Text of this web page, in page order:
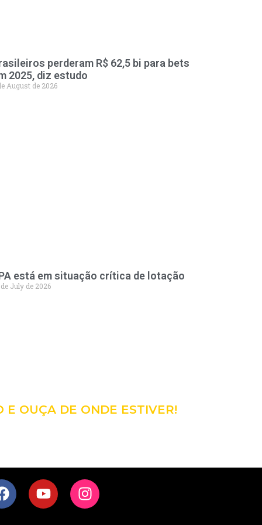
perderam R$ 62,5 bi para bets
2025, diz estudo
August de 2026
está em situação crítica de lotação
de July de 2026
E OUÇA DE ONDE ESTIVER!